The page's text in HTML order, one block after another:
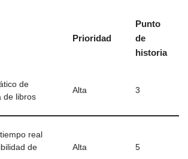
Prioridad
Punto
de
historia
de
de libros
Alta 3
real
de
Alta 5